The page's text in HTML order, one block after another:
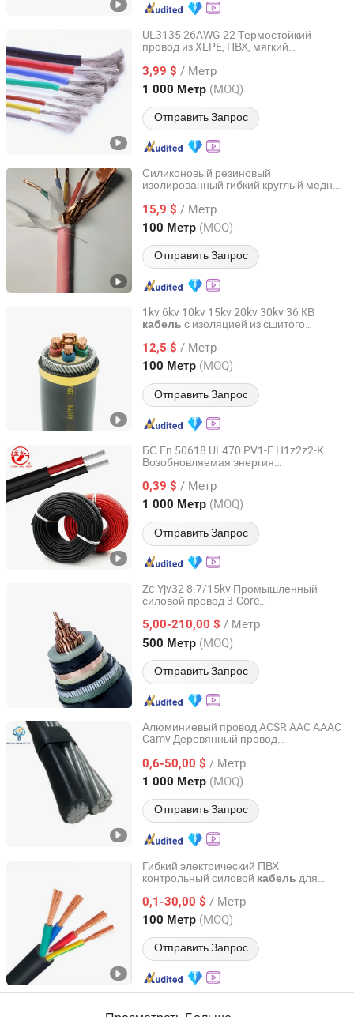
UL3135 26AWG 22 Термостойкий
провод из XLPE, ПВХ, мягкий
электронныйкабель
3,99 $ / Метр
1 000 Метр (MOQ)
Отправить Запрос
Chang'an International Trade (Henan) Co., Ltd.
Henan, China с 2026
Силиконовый резиновый
изолированный гибкий круглый медный
стойкостью LSZH Cu XLPE PVC
электрический силовой
15,9 $ / Метр
100 Метр (MOQ)
Отправить Запрос
Chang'an International Trade (Henan) Co., Ltd.
Henan, China с 2026
1kv 6kv 10kv 15kv 20kv 30kv 36 КВ
кабель с изоляцией из сшитого
алюминиевый провод, ПВХ силовой
кабель
12,5 $ / Метр
100 Метр (MOQ)
Отправить Запрос
Chang'an International Trade (Henan) Co., Ltd.
Henan, China с 2026
БС En 50618 UL470 PV1-F H1z2z2-K
Возобновляемая энергия
Электрический солнечный
Электрический провод
0,39 $ / Метр
1 000 Метр (MOQ)
Отправить Запрос
Henan Jinshui Cable Group Co., Ltd.
Henan, China с 2007
Zc-Yjv32 8.7/15kv Промышленный
силовой провод 3-Core
5,00-210,00 $ / Метр
500 Метр (MOQ)
Отправить Запрос
Suzhou Weiran Electric Power Technology Co., Ltd.
Jiangsu, China с 2025
Алюминиевый провод ACSR AAC AAAC
Camv Деревянный провод
Надежная линия распределения
электроэнергии Yuyunxin Высокое
качество 0.6/1kv Алюминиевый провод
ABC Кабель OEM
0,6-50,00 $ / Метр
1 000 Метр (MOQ)
Отправить Запрос
Henan Yuyunxin Cable Co., Ltd.
Henan, China с 2026
Гибкий электрический ПВХ
контрольный силовой кабель для
0,1-30,00 $ / Метр
100 Метр (MOQ)
Отправить Запрос
Tianjin Guanyu Electric Wire and Cable Co., Ltd.
Tianjin, China с 2026